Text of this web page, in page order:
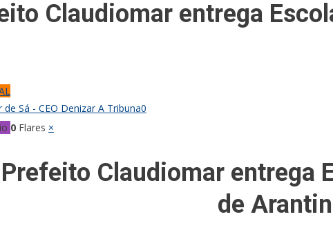
Claudiomar entrega
de Sá - CEO Denizar A Tribuna0
0 Flares ×
Prefeito Claudiomar entrega
de